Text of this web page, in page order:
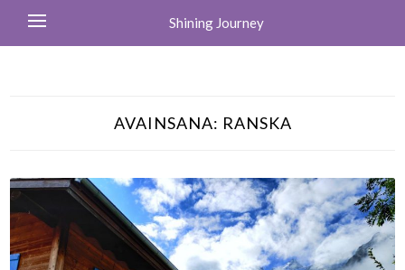
Shining Journey
AVAINSANA: RANSKA